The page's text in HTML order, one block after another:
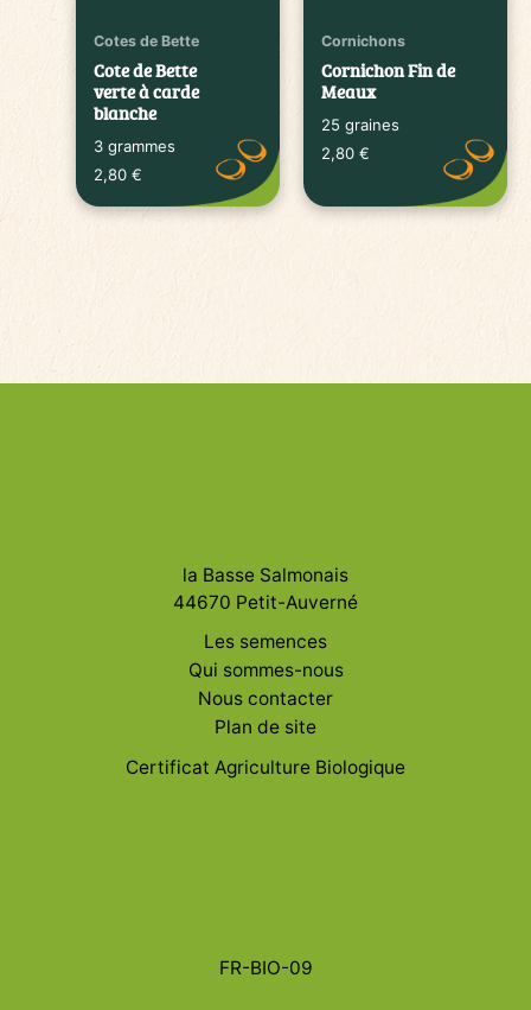
Cotes de Bette
Cote de Bette
verte à carde
blanche
3 grammes
2,80 €
Cornichons
Cornichon Fin de
Meaux
25 graines
2,80 €
la Basse Salmonais
44670 Petit-Auverné
Les semences
Qui sommes-nous
Nous contacter
Plan de site
Certificat Agriculture Biologique
FR-BIO-09